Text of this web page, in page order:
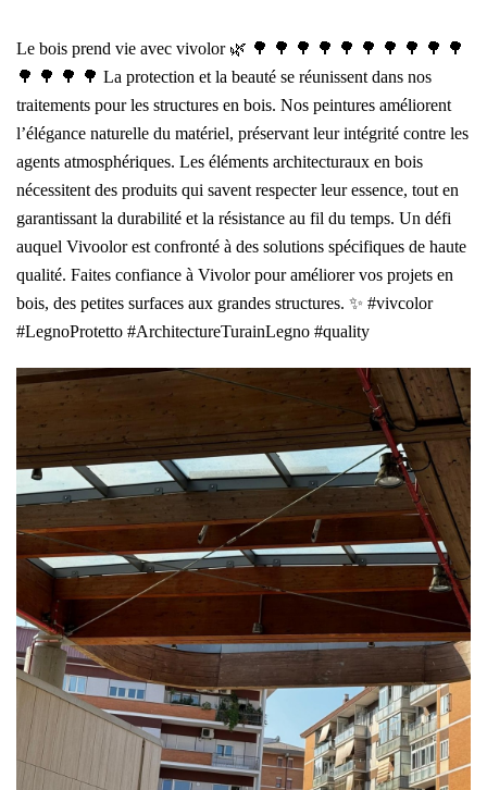
Le bois prend vie avec vivolor 🌿 🌳 🌳 🌳 🌳 🌳 🌳 🌳 🌳 🌳 🌳
🌳 🌳 🌳 🌳 La protection et la beauté se réunissent dans nos
traitements pour les structures en bois. Nos peintures améliorent
l’élégance naturelle du matériel, préservant leur intégrité contre les
agents atmosphériques. Les éléments architecturaux en bois
nécessitent des produits qui savent respecter leur essence, tout en
garantissant la durabilité et la résistance au fil du temps. Un défi
auquel Vivoolor est confronté à des solutions spécifiques de haute
qualité. Faites confiance à Vivolor pour améliorer vos projets en
bois, des petites surfaces aux grandes structures. ✨ #vivcolor
#LegnoProtetto #ArchitectureTurainLegno #quality